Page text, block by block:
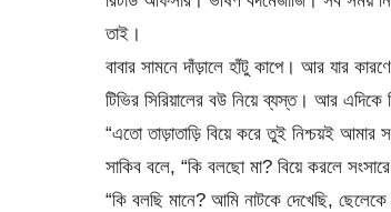
তাই।
বাবার সামনে দাঁড়ালে হাঁটু কাপে। আর যার
টিভির সিরিয়ালের বউ নিয়ে ব্যস্ত। আর এদিকে
“এতো তাড়াতাড়ি বিয়ে করে তুই নিশ্চয়ই আমার
সাকিব বলে, “কি বলছো মা? বিয়ে করলে
“কি বলছি মানে? আমি নাটকে দেখেছি, ছেলেকে